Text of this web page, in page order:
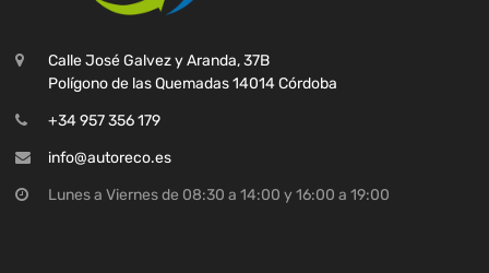
Calle José Galvez y Aranda, 37B
Polígono de las Quemadas 14014 Córdoba
+34 957 356 179
info@autoreco.es
Lunes a Viernes de 08:30 a 14:00 y 16:00 a 19:00